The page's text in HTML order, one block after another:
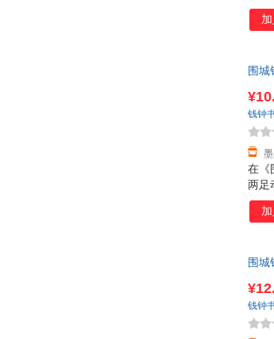
权利
事
围城
在《
两足
《围
年
钱钟
围城
钱钟